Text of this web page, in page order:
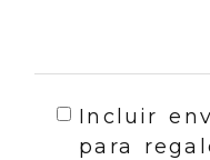
Incluir
para